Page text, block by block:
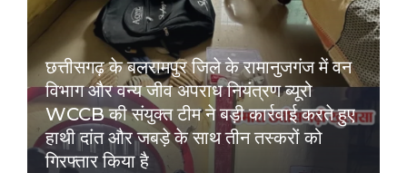
छत्तीसगढ़ के बलरामपुर जिले के रामानुजगंज में वन
विभाग और वन्य जीव अपराध नियंत्रण ब्यूरो
WCCB की संयुक्त टीम ने बड़ी कार्रवाई करते हुए
हाथी दांत और जबड़े के साथ तीन तस्करों को
गिरफ्तार किया है